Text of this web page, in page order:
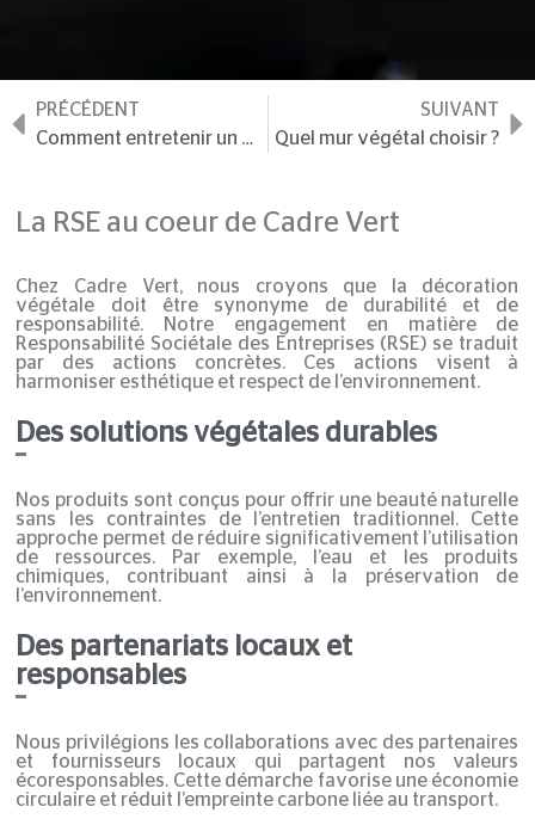
PRÉCÉDENT
Comment entretenir un mur végétal artificiel ?
SUIVANT
Quel mur végétal choisir ?
La RSE au coeur de Cadre Vert
Chez Cadre Vert, nous croyons que la décoration
végétale doit être synonyme de durabilité et de
responsabilité. Notre engagement en matière de
Responsabilité Sociétale des Entreprises (RSE) se traduit
par des actions concrètes. Ces actions visent à
harmoniser esthétique et respect de l’environnement.
Des solutions végétales durables
Nos produits sont conçus pour offrir une beauté naturelle
sans les contraintes de l’entretien traditionnel. Cette
approche permet de réduire significativement l’utilisation
de ressources. Par exemple, l’eau et les produits
chimiques, contribuant ainsi à la préservation de
l’environnement.​
Des partenariats locaux et
responsables
Nous privilégions les collaborations avec des partenaires
et fournisseurs locaux qui partagent nos valeurs
écoresponsables. Cette démarche favorise une économie
circulaire et réduit l’empreinte carbone liée au transport.​